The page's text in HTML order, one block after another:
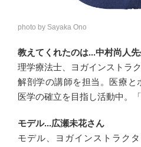
photo by Sayaka Ono
教えてくれたのは...中村尚人先
理学療法士、ヨガインストラ
解剖学の講師を担当。医療と
医学の確立を目指し活動中。
モデル...広瀬未花さん
モデル、ヨガインストラク